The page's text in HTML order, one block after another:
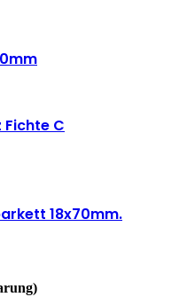
C
18x70mm.